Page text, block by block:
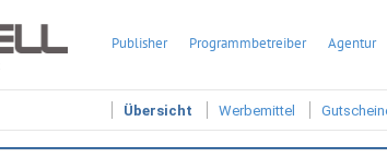
Publisher Programmbetreiber Agentur
Übersicht Werbemittel